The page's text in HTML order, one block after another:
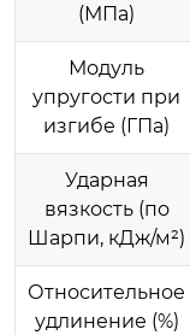
(МПа)
Модуль
упругости при
изгибе (ГПа)
Ударная
вязкость (по
Шарпи, кДж/м²)
Относительное
удлинение (%)